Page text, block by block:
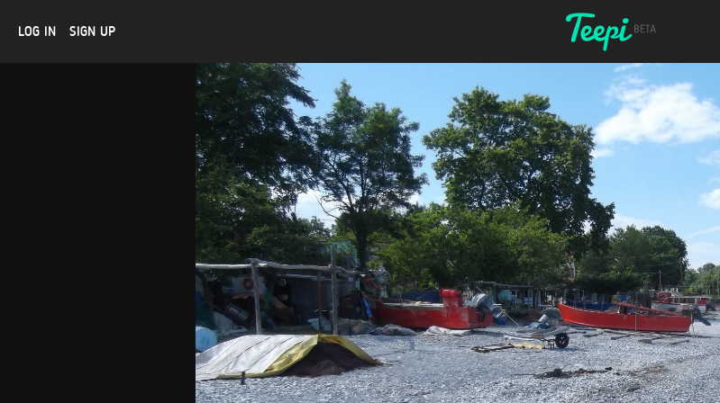
LOG IN SIGN UP